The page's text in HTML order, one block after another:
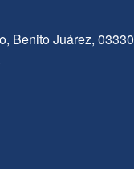
Benito Juárez, 03330